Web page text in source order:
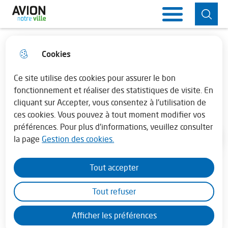
Cookies
Ce site utilise des cookies pour assurer le bon
fonctionnement et réaliser des statistiques de visite. En
cliquant sur Accepter, vous consentez à l'utilisation de
ces cookies. Vous pouvez à tout moment modifier vos
préférences. Pour plus d'informations, veuillez consulter
la page Gestion des cookies.
Afficher les préférences
Tout accepter
Tout refuser
Aller
au
menu
principal
Consulter
le plan du
site
Horaires de la mairie
Lundi : 13h30 - 17h30
Mardi au vendredi : 08h30 - 12h00 et de
13h45 - 17h30
En juillet - août la mairie est fermée le
Ville d'Avion
FRANCAISES
Culture
Accueil
DANS LE CADRE DU FESTIVAL LES
ENCHANTEURS